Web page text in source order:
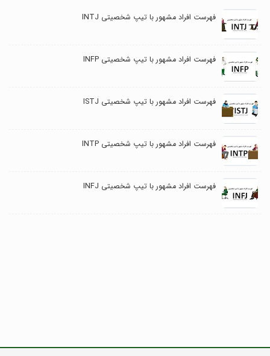
فهرست افراد مشهور با تیپ شخصیتی INTJ
فهرست افراد مشهور با تیپ شخصیتی INFP
فهرست افراد مشهور با تیپ شخصیتی ISTJ
فهرست افراد مشهور با تیپ شخصیتی INTP
فهرست افراد مشهور با تیپ شخصیتی INFJ